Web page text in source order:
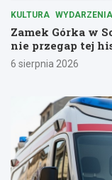
KULTURA WYDARZENIA
Zamek Górka w
nie przegap tej
6 sierpnia 2026